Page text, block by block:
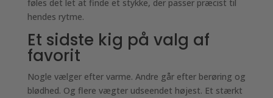
føles det let at finde et stykke, der passer præcist til
hendes rytme.
Et sidste kig på valg af
favorit
Nogle vælger efter varme. Andre går efter berøring og
blødhed. Og flere vægter udseendet højest. Et stærkt